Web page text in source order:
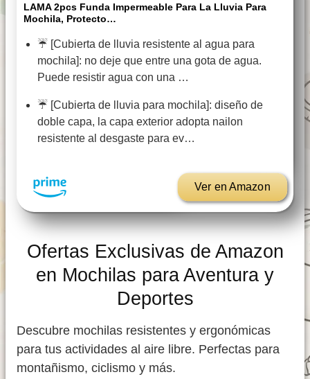
LAMA 2pcs Funda Impermeable Para La Lluvia Para
Mochila, Protecto…
☔ [Cubierta de lluvia resistente al agua para
mochila]: no deje que entre una gota de agua.
Puede resistir agua con una …
☔ [Cubierta de lluvia para mochila]: diseño de
doble capa, la capa exterior adopta nailon
resistente al desgaste para ev…
Ver en Amazon
Ofertas Exclusivas de Amazon
en Mochilas para Aventura y
Deportes
Descubre mochilas resistentes y ergonómicas
para tus actividades al aire libre. Perfectas para
montañismo, ciclismo y más.